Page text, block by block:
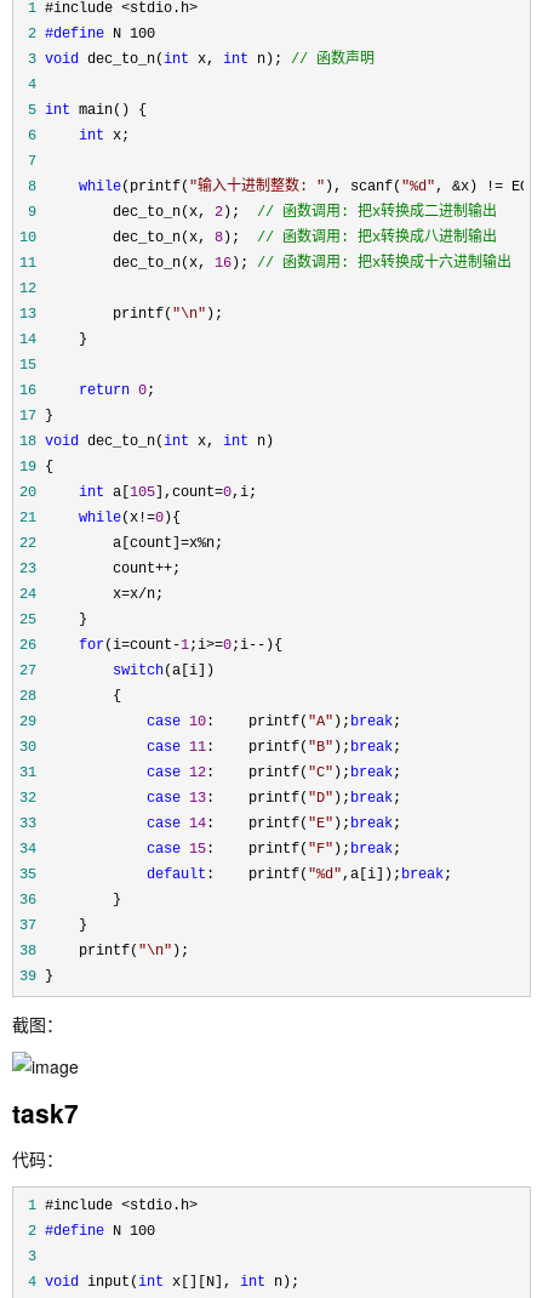
1
2 #define
3 void dec_to_n(int x, int n); // 函数声明
4
5 int
6
int
7
8
while(printf( "输入十进制整数: " ), scanf( "%d", &x) !=
9
         dec_to_n(x,
2 ); // 函数调用: 把x转换成二进制输出
10
         dec_to_n(x,
8 ); // 函数调用: 把x转换成八进制输出
11
         dec_to_n(x,
16 ); // 函数调用: 把x转换成十六进制输出
12
13
         printf(
"\n"
14
15
16
return 0
17
18 void dec_to_n(int x, int
19
20
int a[ 105 ],count=0
21
while(x!=0
22
         a[count]=x%
23
         count++
24
         x=x/
25
26
for(i=count-1;i>=0;i--
27
switch
28
29
case 10 :    printf( "A" ); break
30
case 11 :    printf( "B" ); break
31
case 12 :    printf( "C" ); break
32
case 13 :    printf( "D" ); break
33
case 14 :    printf( "E" ); break
34
case 15 :    printf( "F" ); break
35
default :    printf( "%d",a[i]); break
36
37
38
     printf(
"\n"
39 }
截图：
task7
代码：
1
2 #define
3
4 void input(int x[][N], int